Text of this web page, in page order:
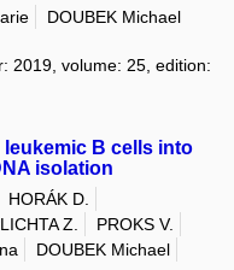
DOUBEK Michael
2019, volume: 25, edition:
B cells into
isolation
HORÁK D.
Z.
PROKS V.
DOUBEK Michael